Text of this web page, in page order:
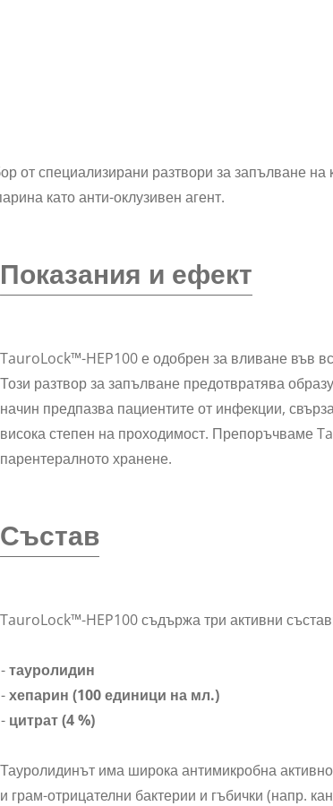
от специализирани разтвори за запълване
като анти-оклузивен агент.
Показания и ефект
TauroLock™-HEP100 е одобрен за вливане във
Този разтвор за запълване предотвратява
начин предпазва пациентите от инфекции,
висока степен на проходимост. Препоръчваме
парентералното хранене.
Състав
TauroLock™-HEP100 съдържа три активни
тауролидин
хепарин (100 единици на мл.)
цитрат (4 %)
Тауролидинът има широка антимикробна
и грам-отрицателни бактерии и гъбички (напр.